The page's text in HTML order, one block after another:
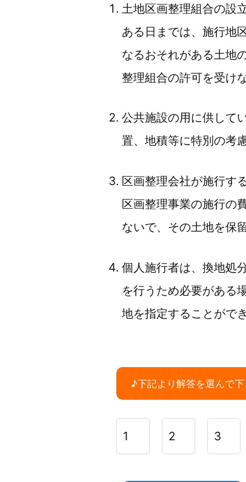
土地区画整理組合の設
ある日までは、施行地
なるおそれがある土地
整理組合の許可を受け
公共施設の用に供して
置、地積等に特別の考
区画整理会社が施行す
区画整理事業の施行の
ないで、その土地を保
個人施行者は、換地処
を行うため必要がある
地を指定することができ
♪下記より解答を選んで下
1 2 3